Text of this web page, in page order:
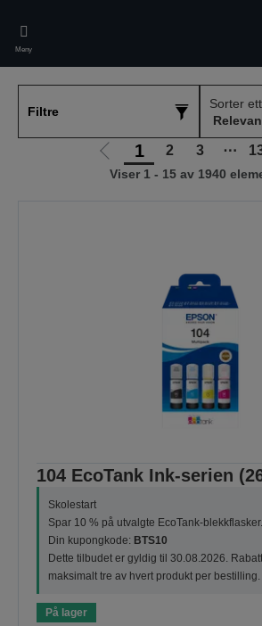
main
content
Meny
Filtre
Sorter
Gå
til
1 2 3 ⋯
Viser 1 - 15 av 1940
104 EcoTank Ink-serien
Skolestart
Spar 10 % på utvalgte EcoTank-blekkflasker.
Din kupongkode: BTS10
Dette tilbudet er gyldig til 30.08.2026.
maksimalt tre av hvert produkt per bestilling.
På lager